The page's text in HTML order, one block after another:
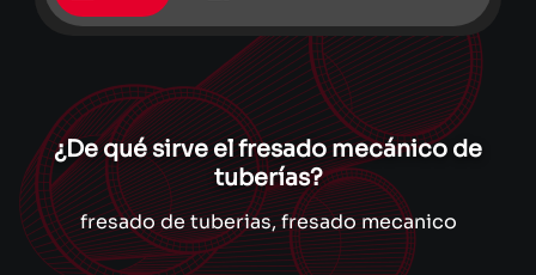
¿De qué sirve el fresado mecánico de
tuberías?
fresado de tuberias, fresado mecanico